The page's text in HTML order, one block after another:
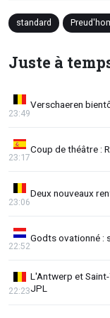
standard
Juste à
Verschaeren
23:49
Coup de théâtre :
23:17
Deux nouveaux
23:06
Godts ovationné :
22:52
L'Antwerp et
JPL
22:23